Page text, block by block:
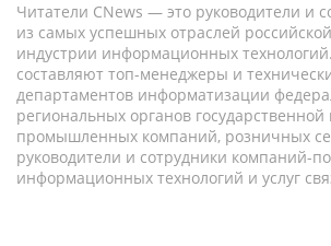
Читатели CNews — это руководители и
из самых успешных отраслей
индустрии информационных
составляют топ-менеджеры и
департаментов информатизации
региональных органов государственной
промышленных компаний, розничных
руководители и сотрудники компаний-
информационных технологий и услуг